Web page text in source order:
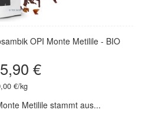
OPI Monte Metilile - BIO
€
€/kg
Metilile stammt aus...